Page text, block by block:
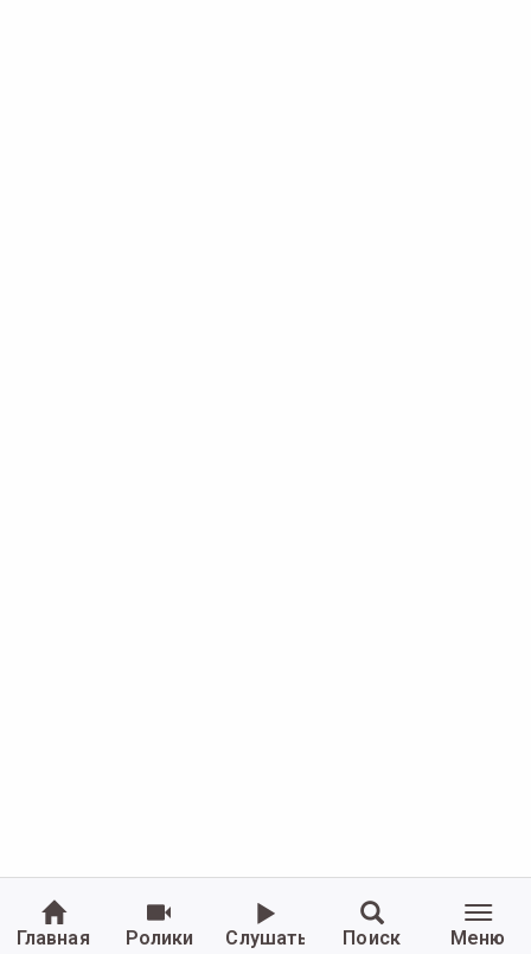
Главная Ролики Слушать Поиск Меню